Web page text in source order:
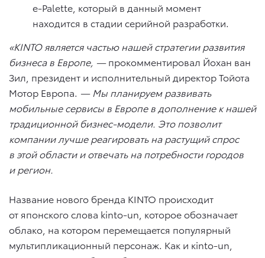
e-Palette, который в данный момент
находится в стадии серийной разработки.
«KINTO является частью нашей стратегии развития
бизнеса в Европе, —прокомментировал Йохан ван
Зил, президент и исполнительный директор Тойота
Мотор Европа. — Мы планируем развивать
мобильные сервисы в Европе в дополнение к нашей
традиционной бизнес-модели. Это позволит
компании лучше реагировать на растущий спрос
в этой области и отвечать на потребности городов
и регион.
Название нового бренда KINTO происходит
от японского слова kinto-un, которое обозначает
облако, на котором перемещается популярный
мультипликационный персонаж. Как и кinto-un,